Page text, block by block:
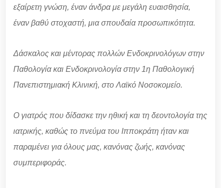
εξαίρετη γνώση, έναν άνδρα με μεγάλη ευαισθησία,
έναν βαθύ στοχαστή, μια σπουδαία προσωπικότητα.
Δάσκαλος και μέντορας πολλών Ενδοκρινολόγων στην
Παθολογία και Ενδοκρινολογία στην 1η Παθολογική
Πανεπιστημιακή Κλινική, στο Λαϊκό Νοσοκομείο.
Ο γιατρός που δίδασκε την ηθική και τη δεοντολογία της
ιατρικής, καθώς το πνεύμα του Ιπποκράτη ήταν και
παραμένει για όλους μας, κανόνας ζωής, κανόνας
συμπεριφοράς.